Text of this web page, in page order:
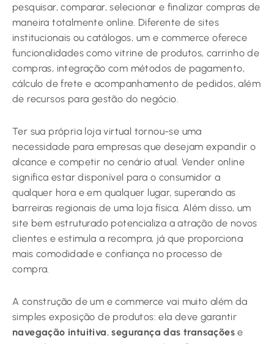
pesquisar, comparar, selecionar e finalizar compras de
maneira totalmente online. Diferente de sites
institucionais ou catálogos, um e commerce oferece
funcionalidades como vitrine de produtos, carrinho de
compras, integração com métodos de pagamento,
cálculo de frete e acompanhamento de pedidos, além
de recursos para gestão do negócio.
Ter sua própria loja virtual tornou-se uma
necessidade para empresas que desejam expandir o
alcance e competir no cenário atual. Vender online
significa estar disponível para o consumidor a
qualquer hora e em qualquer lugar, superando as
barreiras regionais de uma loja física. Além disso, um
site bem estruturado potencializa a atração de novos
clientes e estimula a recompra, já que proporciona
mais comodidade e confiança no processo de
compra.
A construção de um e commerce vai muito além da
simples exposição de produtos: ela deve garantir
navegação intuitiva,segurança das transações e